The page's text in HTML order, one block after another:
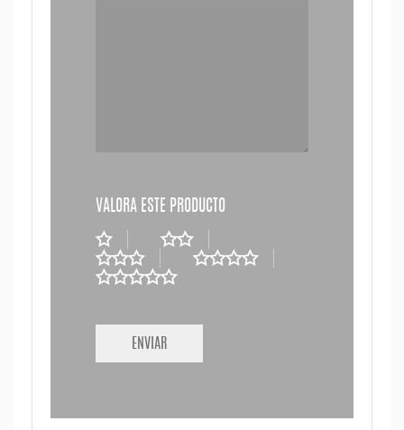
VALORA ESTE PRODUCTO